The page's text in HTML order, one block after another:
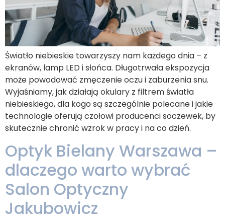
Światło niebieskie towarzyszy nam każdego dnia – z
ekranów, lamp LED i słońca. Długotrwała ekspozycja
może powodować zmęczenie oczu i zaburzenia snu.
Wyjaśniamy, jak działają okulary z filtrem światła
niebieskiego, dla kogo są szczególnie polecane i jakie
technologie oferują czołowi producenci soczewek, by
skutecznie chronić wzrok w pracy i na co dzień.
Optyk Bielany Warszawa –
dlaczego warto wybrać
Salon Optyczny
Jakubowicz